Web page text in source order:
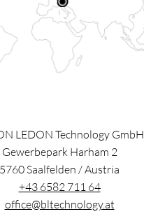
LEDON Technology GmbH
Gewerbepark Harham 2
5760Saalfelden /Austria
+43 6582 711 64
office@bltechnology.at